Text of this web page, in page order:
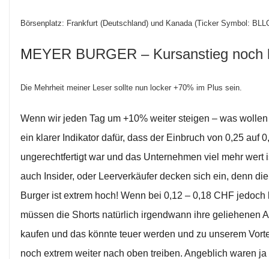
Börsenplatz: Frankfurt (Deutschland) und Kanada (Ticker Symbol:
MEYER BURGER – Kursanstieg noch
Die Mehrheit meiner Leser sollte nun locker +70% im Plus sein.
Wenn wir jeden Tag um +10% weiter steigen – was
ein klarer Indikator dafür, dass der Einbruch von 0,25 auf
ungerechtfertigt war und das Unternehmen viel mehr wert
auch Insider, oder Leerverkäufer decken sich ein, denn
Burger ist extrem hoch! Wenn bei 0,12 – 0,18 CHF
müssen die Shorts natürlich irgendwann ihre geliehenen
kaufen und das könnte teuer werden und zu unserem
noch extrem weiter nach oben treiben. Angeblich waren